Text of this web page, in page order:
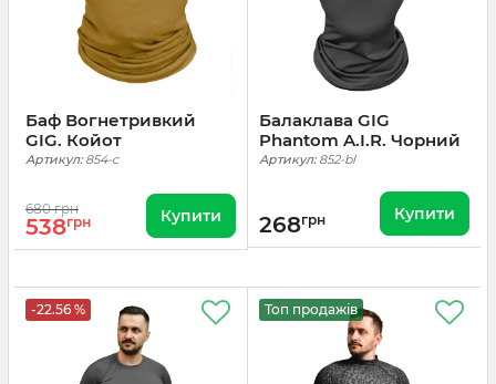
Баф Вогнетривкий
GIG. Койот
Артикул:854-c
680 грн
538грн Купити
Балаклава GIG
Phantom A.I.R. Чорний
Артикул:852-bl
268грн Купити
-22.56 % Топ продажів